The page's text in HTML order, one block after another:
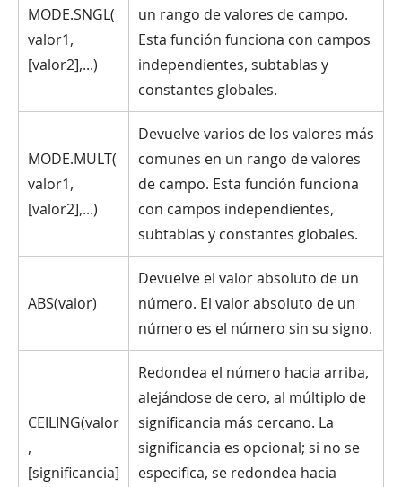
MODE.SNGL(
valor1,
[valor2],...)
un rango de valores de campo.
Esta función funciona con campos
independientes, subtablas y
constantes globales.
MODE.MULT(
valor1,
[valor2],...)
Devuelve varios de los valores más
comunes en un rango de valores
de campo. Esta función funciona
con campos independientes,
subtablas y constantes globales.
ABS(valor)
Devuelve el valor absoluto de un
número. El valor absoluto de un
número es el número sin su signo.
CEILING(valor
,
[significancia]
Redondea el número hacia arriba,
alejándose de cero, al múltiplo de
significancia más cercano. La
significancia es opcional; si no se
especifica, se redondea hacia